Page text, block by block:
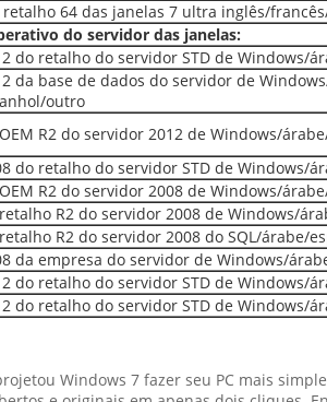
retalho 64 das janelas 7 ultra inglês/
do servidor das janelas:
do retalho do servidor STD de Windows/
da base de dados do servidor de
outro
R2 do servidor 2012 de Windows/
do retalho do servidor STD de Windows/
R2 do servidor 2008 de Windows/
R2 do servidor 2008 de Windows/
R2 do servidor 2008 do SQL/árabe/
da empresa do servidor de Windows/
do retalho do servidor STD de Windows/
do retalho do servidor STD de Windows/
Windows 7 fazer seu PC mais